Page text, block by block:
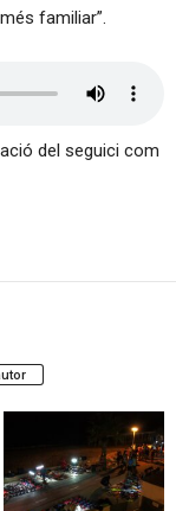
familiar”.
del seguici com